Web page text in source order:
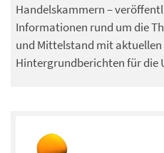
Handelskammern –
Informationen rund um die
und Mittelstand mit aktuellen
Hintergrundberichten für die